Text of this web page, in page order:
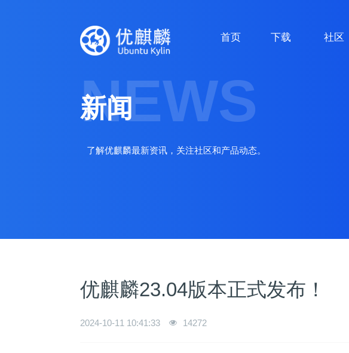
首页 下载 社区
NEWS
新闻
了解优麒麟最新资讯，关注社区和产品动态。
优麒麟23.04版本正式发布！
2024-10-11 10:41:33 14272